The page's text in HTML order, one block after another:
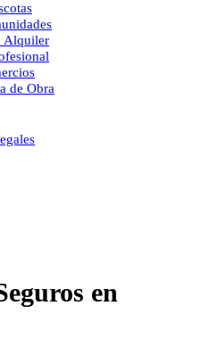
Alquiler
de Obra
en